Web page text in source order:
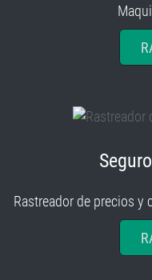
Rastreador de precios y